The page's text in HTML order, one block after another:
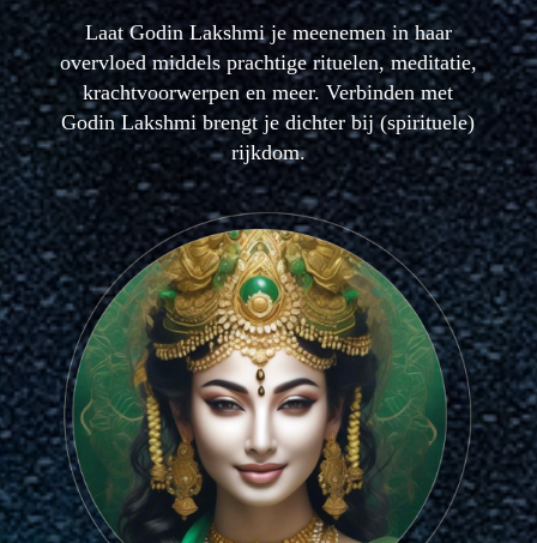
Laat Godin Lakshmi je meenemen in haar
overvloed middels prachtige rituelen, meditatie,
krachtvoorwerpen en meer. Verbinden met
Godin Lakshmi brengt je dichter bij (spirituele)
rijkdom.